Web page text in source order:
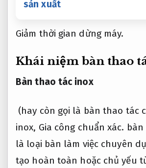
sản xuất
Giảm thời gian dừng máy.
Khái niệm bàn thao
Bàn thao tác inox
(hay còn gọi là bàn thao tác
inox, Gia công chuẩn xác.
là loại bàn làm việc chuyên
tạo hoàn toàn hoặc chủ yếu